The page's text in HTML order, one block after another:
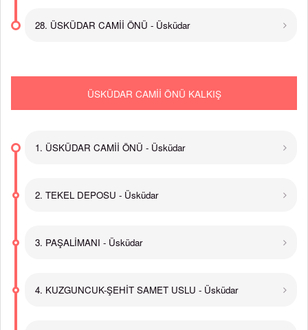
28. ÜSKÜDAR CAMİİ ÖNÜ - Üsküdar
ÜSKÜDAR CAMİİ ÖNÜ KALKIŞ
1. ÜSKÜDAR CAMİİ ÖNÜ - Üsküdar
2. TEKEL DEPOSU - Üsküdar
3. PAŞALİMANI - Üsküdar
4. KUZGUNCUK-ŞEHİT SAMET USLU - Üsküdar